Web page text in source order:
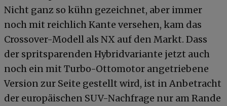
Nicht ganz so kühn gezeichnet, aber immer
noch mit reichlich Kante versehen, kam das
Crossover-Modell als NX auf den Markt. Dass
der spritsparenden Hybridvariante jetzt auch
noch ein mit Turbo-Ottomotor angetriebene
Version zur Seite gestellt wird, ist in Anbetracht
der europäischen SUV-Nachfrage nur am Rande